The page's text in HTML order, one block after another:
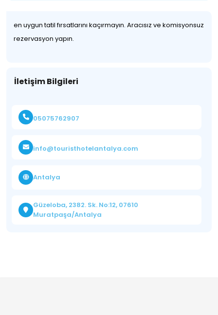
en uygun tatil fırsatlarını kaçırmayın. Aracısız ve komisyonsuz
rezervasyon yapın.
İletişim Bilgileri
05075762907
info@touristhotelantalya.com
Antalya
Güzeloba, 2382. Sk. No:12, 07610
Muratpaşa/Antalya